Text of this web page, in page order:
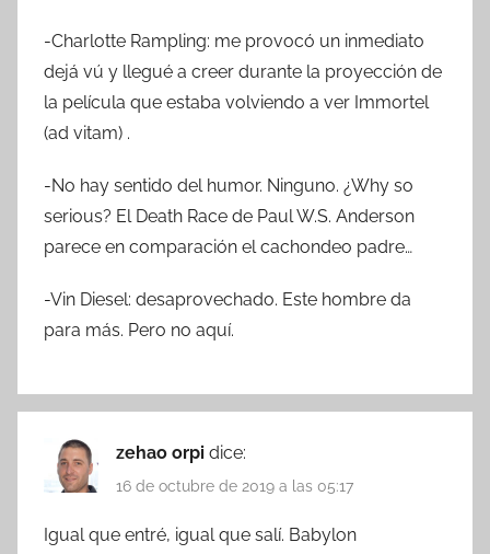
-Charlotte Rampling: me provocó un inmediato
dejá vú y llegué a creer durante la proyección de
la película que estaba volviendo a ver Immortel
(ad vitam) .
-No hay sentido del humor. Ninguno. ¿Why so
serious? El Death Race de Paul W.S. Anderson
parece en comparación el cachondeo padre…
-Vin Diesel: desaprovechado. Este hombre da
para más. Pero no aquí.
zehao orpi dice:
16 de octubre de 2019 a las 05:17
Igual que entré, igual que salí. Babylon